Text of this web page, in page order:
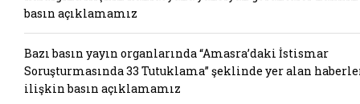
basın açıklamamız
Bazı basın yayın organlarında “Amasra’daki İstismar
Soruşturmasında 33 Tutuklama” şeklinde yer alan
ilişkin basın açıklamamız